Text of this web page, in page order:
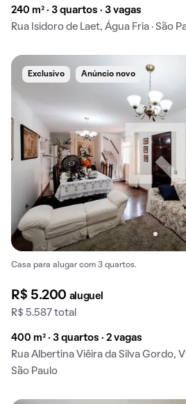
240 m² · 3 quartos · 3 vagas
Rua Isidoro de Laet, Água Fria · São
Exclusivo Anúncio novo
Casa para alugar com 3 quartos.
R$ 5.200 aluguel
R$ 5.587 total
400 m² · 3 quartos · 2 vagas
Rua Albertina Viêira da Silva Gordo,
São Paulo